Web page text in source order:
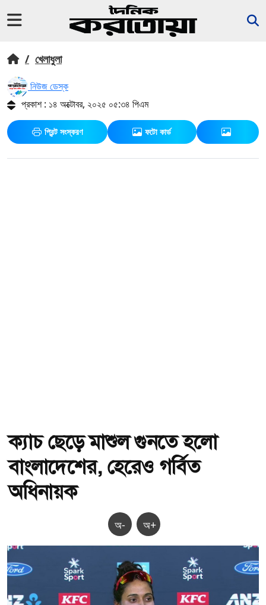
/ খেলাধুলা
নিউজ ডেস্ক
প্রকাশ : ১৪ অক্টোবর, ২০২৫ ০৫:৩৪ পিএম
প্রিন্ট সংস্করণ ফটো কার্ড
ক্যাচ ছেড়ে মাশুল গুনতে হলো
বাংলাদেশের, হেরেও গর্বিত
অধিনায়ক
অ- অ+